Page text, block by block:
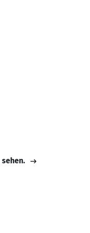
sehen.